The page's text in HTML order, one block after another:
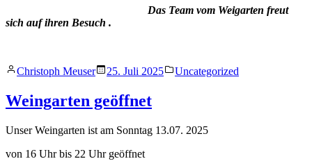
Das Team vom Weigarten freut
sich auf ihren Besuch .
Veröffentlicht
Christoph Meuser 25. Juli 2025
Veröffentlicht
Uncategorized
Weingarten geöffnet
Unser Weingarten ist am Sonntag 13.07. 2025
von 16 Uhr bis 22 Uhr geöffnet